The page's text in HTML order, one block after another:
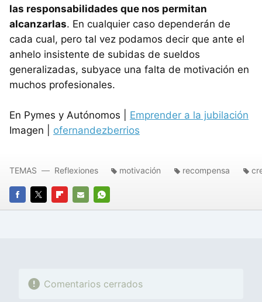
las responsabilidades que nos permitan
alcanzarlas. En cualquier caso dependerán de
cada cual, pero tal vez podamos decir que ante el
anhelo insistente de subidas de sueldos
generalizadas, subyace una falta de motivación en
muchos profesionales.
En Pymes y Autónomos | Emprender a la jubilación
Imagen | ofernandezberrios
FACEBOOK
TWITTERFLIPBOARD
E-
WHATSAPP
TEMAS Reflexiones motivación recompensa
Comentarios cerrados